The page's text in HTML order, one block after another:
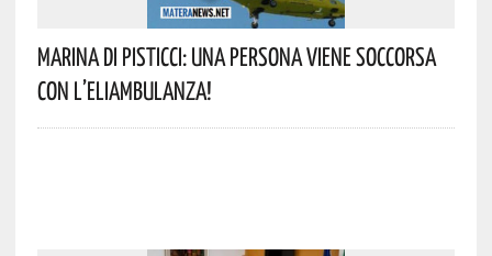
Marina Di Pisticci: Una Persona Viene Soccorsa
Con L’eliambulanza!